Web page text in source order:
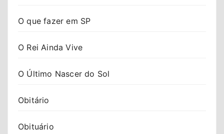
O que fazer em SP
O Rei Ainda Vive
O Último Nascer do Sol
Obitário
Obituário